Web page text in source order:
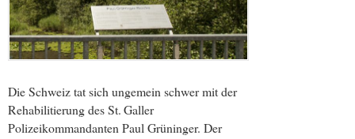
Die Schweiz tat sich ungemein schwer mit der
Rehabilitierung des St. Galler
Polizeikommandanten Paul Grüninger. Der